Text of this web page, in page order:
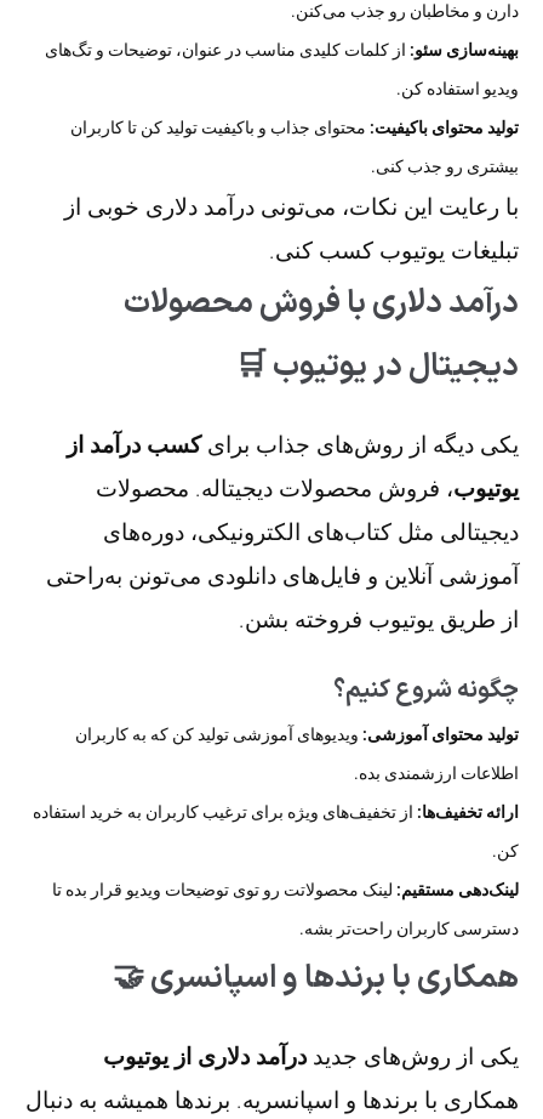
دارن و مخاطبان رو جذب می‌کنن.
بهینه‌سازی سئو: از کلمات کلیدی مناسب در عنوان، توضیحات و تگ‌های
ویدیو استفاده کن.
تولید محتوای باکیفیت: محتوای جذاب و باکیفیت تولید کن تا کاربران
بیشتری رو جذب کنی.
با رعایت این نکات، می‌تونی درآمد دلاری خوبی از
تبلیغات یوتیوب کسب کنی.
درآمد دلاری با فروش محصولات
دیجیتال در یوتیوب 🛒
یکی دیگه از روش‌های جذاب برایکسب درآمد از
یوتیوب، فروش محصولات دیجیتاله. محصولات
دیجیتالی مثل کتاب‌های الکترونیکی، دوره‌های
آموزشی آنلاین و فایل‌های دانلودی می‌تونن به‌راحتی
از طریق یوتیوب فروخته بشن.
چگونه شروع کنیم؟
تولید محتوای آموزشی: ویدیوهای آموزشی تولید کن که به کاربران
اطلاعات ارزشمندی بده.
ارائه تخفیف‌ها: از تخفیف‌های ویژه برای ترغیب کاربران به خرید استفاده
کن.
لینک‌دهی مستقیم: لینک محصولاتت رو توی توضیحات ویدیو قرار بده تا
دسترسی کاربران راحت‌تر بشه.
همکاری با برندها و اسپانسری 🤝
یکی از روش‌های جدیددرآمد دلاری از یوتیوب
همکاری با برندها و اسپانسریه. برندها همیشه به دنبال